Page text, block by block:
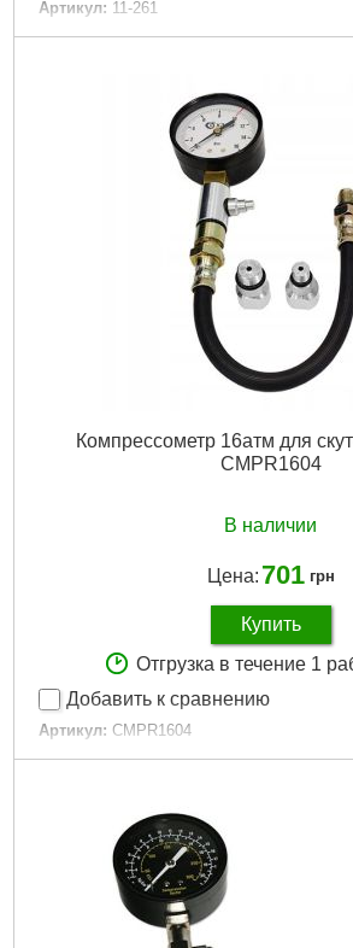
Артикул: 11-261
Код товара: 17.42.60
Подробнее...
Компрессометр 16атм для
CMPR1604
В наличии
Цена: 701 грн
Купить
Отгрузка в течение 1
Добавить к сравнению
Артикул: CMPR1604
Код товара: 22.96.21
Тип компрессометра: Резьбовой
Габариты упаковки: 220x120x40 мм
Вес брутто: 200 г